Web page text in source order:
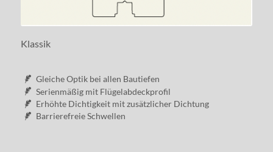
Klassik
Gleiche Optik bei allen Bautiefen
Serienmäßig mit Flügelabdeckprofil
Erhöhte Dichtigkeit mit zusätzlicher Dichtung
Barrierefreie Schwellen